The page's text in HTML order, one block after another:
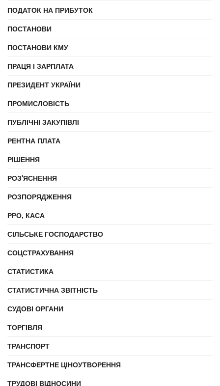
ПОДАТОК НА ПРИБУТОК
ПОСТАНОВИ
ПОСТАНОВИ КМУ
ПРАЦЯ І ЗАРПЛАТА
ПРЕЗИДЕНТ УКРАЇНИ
ПРОМИСЛОВІСТЬ
ПУБЛІЧНІ ЗАКУПІВЛІ
РЕНТНА ПЛАТА
РІШЕННЯ
РОЗ'ЯСНЕННЯ
РОЗПОРЯДЖЕННЯ
РРО, КАСА
СІЛЬСЬКЕ ГОСПОДАРСТВО
СОЦСТРАХУВАННЯ
СТАТИСТИКА
СТАТИСТИЧНА ЗВІТНІСТЬ
СУДОВІ ОРГАНИ
ТОРГІВЛЯ
ТРАНСПОРТ
ТРАНСФЕРТНЕ ЦІНОУТВОРЕННЯ
ТРУДОВІ ВІДНОСИНИ